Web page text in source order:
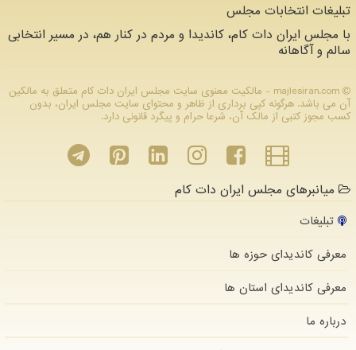
تبلیغات انتخابات مجلس
با مجلس ایران دات کام، کاندیدا و مردم در کنار هم، در مسیر انتخابی
سالم و آگاهانه
majlesiran.com - مالکیت معنوی سایت مجلس ایران دات كام متعلق به مالکین
آن می باشد. هرگونه کپی برداری از ظاهر و محتوای سایت مجلس ایران، بدون
کسب مجوز کتبی از مالک آن، شرعا حرام و پیگرد قانونی دارد.
میانبرهای مجلس ایران دات کام
تبلیغات
معرفی کاندیدای حوزه ها
معرفی کاندیدای استان ها
درباره ما